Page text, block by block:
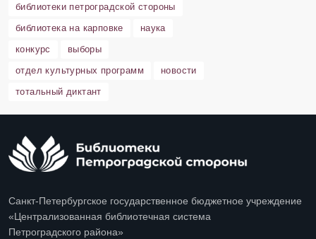
библиотеки петроградской стороны
библиотека на карповке
наука
конкурс
выборы
отдел культурных программ
новости
тотальный диктант
Санкт-Петербургское государственное бюджетное учреждение
«Централизованная библиотечная система
Петроградского района»